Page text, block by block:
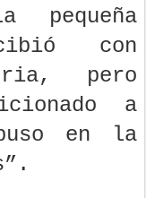
pequeña
con
pero
a
en la